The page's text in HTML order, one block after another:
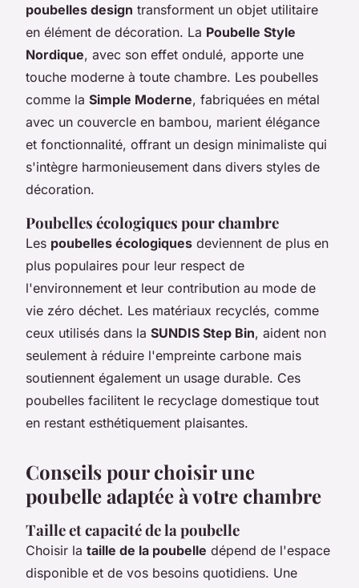
poubelles design transforment un objet utilitaire
en élément de décoration. La Poubelle Style
Nordique, avec son effet ondulé, apporte une
touche moderne à toute chambre. Les poubelles
comme la Simple Moderne, fabriquées en métal
avec un couvercle en bambou, marient élégance
et fonctionnalité, offrant un design minimaliste qui
s'intègre harmonieusement dans divers styles de
décoration.
Poubelles écologiques pour chambre
Les poubelles écologiques deviennent de plus en
plus populaires pour leur respect de
l'environnement et leur contribution au mode de
vie zéro déchet. Les matériaux recyclés, comme
ceux utilisés dans la SUNDIS Step Bin, aident non
seulement à réduire l'empreinte carbone mais
soutiennent également un usage durable. Ces
poubelles facilitent le recyclage domestique tout
en restant esthétiquement plaisantes.
Conseils pour choisir une
poubelle adaptée à votre chambre
Taille et capacité de la poubelle
Choisir la taille de la poubelle dépend de l'espace
disponible et de vos besoins quotidiens. Une